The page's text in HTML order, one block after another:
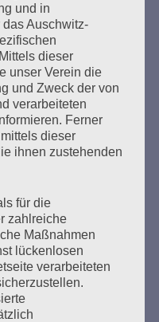
kämpfen, dass
mehr gibt.
und in
Auschwitz-
dieser
unser Verein die
und Zweck der von
verarbeiteten
Ferner
dieser
ihnen zustehenden
für die
zahlreiche
Maßnahmen
lückenlosen
verarbeiteten